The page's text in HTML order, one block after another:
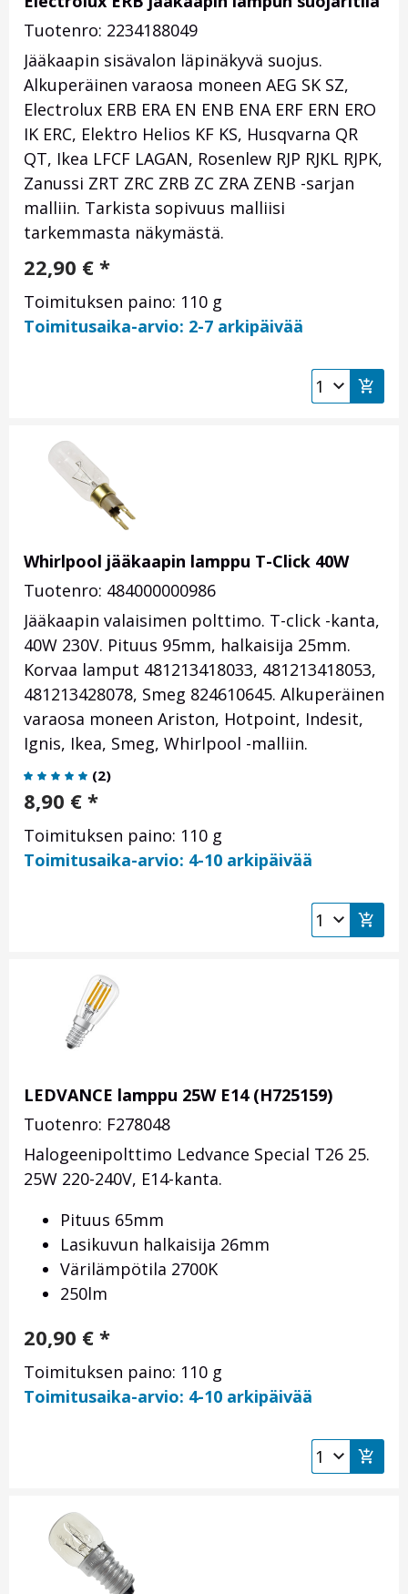
Tuotenro: 2234188049
Jääkaapin sisävalon läpinäkyvä suojus.
Alkuperäinen varaosa moneen AEG SK SZ,
Electrolux ERB ERA EN ENB ENA ERF ERN ERO
IK ERC, Elektro Helios KF KS, Husqvarna QR
QT, Ikea LFCF LAGAN, Rosenlew RJP RJKL RJPK,
Zanussi ZRT ZRC ZRB ZC ZRA ZENB -sarjan
malliin. Tarkista sopivuus malliisi
tarkemmasta näkymästä.
22,90 € *
Toimituksen paino: 110 g
Toimitusaika-arvio: 2-7 arkipäivää
Whirlpool jääkaapin lamppu T-Click 40W
Tuotenro: 484000000986
Jääkaapin valaisimen polttimo. T-click -kanta,
40W 230V. Pituus 95mm, halkaisija 25mm.
Korvaa lamput 481213418033, 481213418053,
481213428078, Smeg 824610645. Alkuperäinen
varaosa moneen Ariston, Hotpoint, Indesit,
Ignis, Ikea, Smeg, Whirlpool -malliin.
(2)
8,90 € *
Toimituksen paino: 110 g
Toimitusaika-arvio: 4-10 arkipäivää
LEDVANCE lamppu 25W E14 (H725159)
Tuotenro: F278048
Halogeenipolttimo Ledvance Special T26 25.
25W 220-240V, E14-kanta.
Pituus 65mm
Lasikuvun halkaisija 26mm
Värilämpötila 2700K
250lm
20,90 € *
Toimituksen paino: 110 g
Toimitusaika-arvio: 4-10 arkipäivää